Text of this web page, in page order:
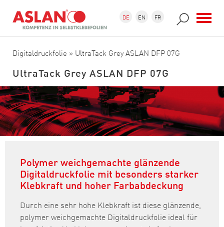
Suchformular
Suche DE EN FR
Digitaldruckfolie » UltraTack Grey ASLAN DFP 07G
UltraTack Grey ASLAN DFP 07G
Polymer weichgemachte glänzende
Digitaldruckfolie mit besonders starker
Klebkraft und hoher Farbabdeckung
Durch eine sehr hohe Klebkraft ist diese glänzende,
polymer weichgemachte Digitaldruckfolie ideal für